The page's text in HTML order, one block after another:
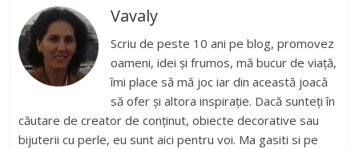
Vavaly
Scriu de peste 10 ani pe blog, promovez
oameni, idei și frumos, mă bucur de viață,
îmi place să mă joc iar din această joacă
să ofer și altora inspirație. Dacă sunteți în
căutare de creator de conținut, obiecte decorative sau
bijuterii cu perle, eu sunt aici pentru voi. Ma gasiti si pe